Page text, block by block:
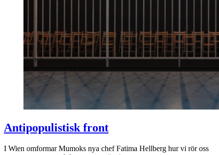
Antipopulistisk front
I Wien omformar Mumoks nya chef Fatima Hellberg hur vi rör oss